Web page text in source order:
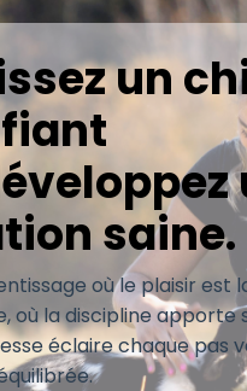
un
saine.
où le plaisir est
où la discipline apporte
éclaire chaque pas